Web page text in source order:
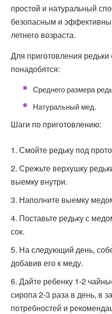
простой и натуральный
безопасным и
летнего возраста.
Для приготовления
понадобятся:
Среднего размера
Натуральный мед.
Шаги по приготовлению:
Смойте редьку под
Срежьте верхушку
выемку внутри.
Наполните выемку
Поставьте редьку с
сок.
На следующий день,
добавив его к меду.
Дайте ребенку 1-2
сиропа 2-3 раза в день, в
потребностей и